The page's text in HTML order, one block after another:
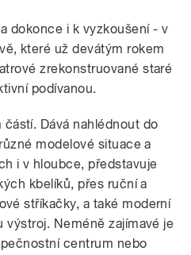
dokonce i k vyzkoušení - v
které už devátým rokem
zrekonstruované staré
podívanou.
Dává nahlédnout do
modelové situace a
i v hloubce, představuje
kbelíků, přes ruční a
stříkačky, a také moderní
výstroj. Neméně zajímavé je
centrum nebo